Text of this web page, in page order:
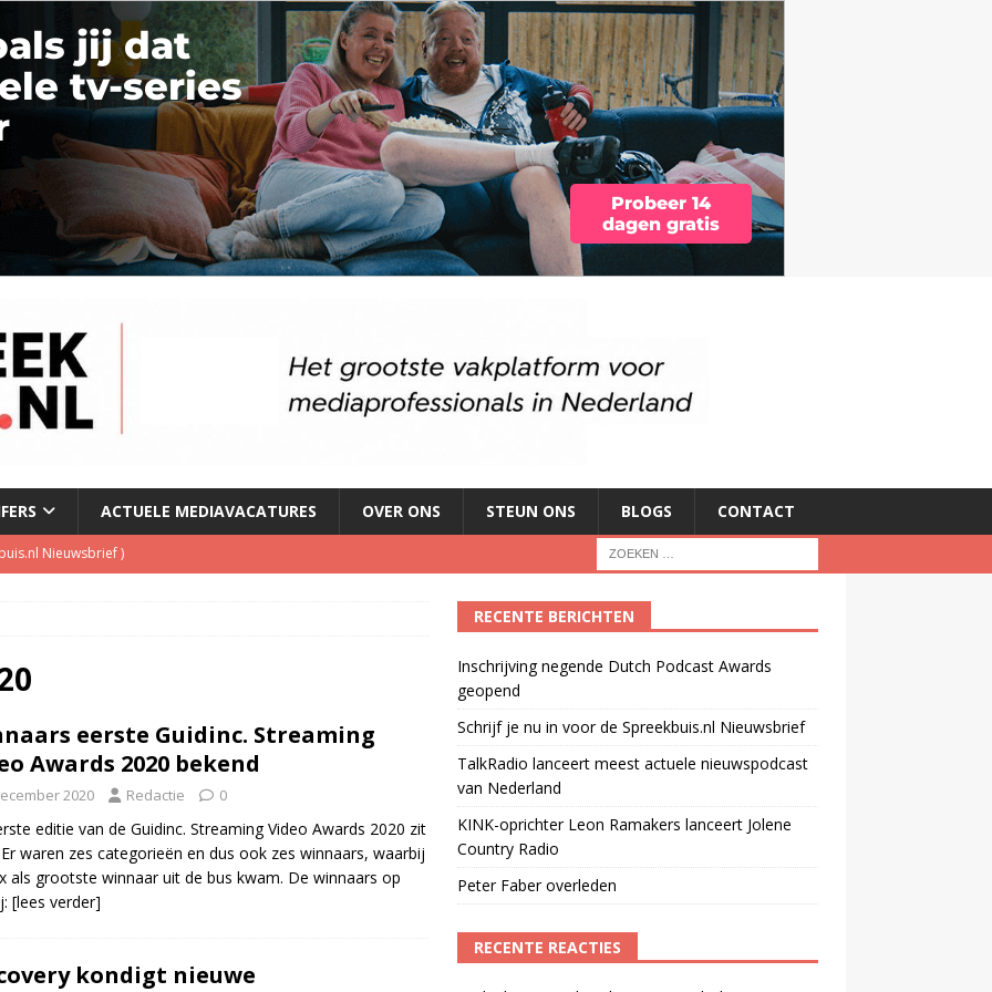
ACTUELE MEDIAVACATURES OVER ONS STEUN ONS BLOGS CONTACT
Nieuwsbrief)
lanceert Jolene Country Radio
eerste Guidinc. Streaming
Awards 2020 bekend
2020 Redactie 0
editie van de Guidinc. Streaming Video Awards 2020 zit
waren zes categorieën en dus ook zes winnaars, waarbij
als grootste winnaar uit de bus kwam. De winnaars op
[lees verder]
kondigt nieuwe
RECENTE BERICHTEN
Inschrijving negende Dutch Podcast Awards
geopend
Schrijf je nu in voor de Spreekbuis.nl Nieuwsbrief
TalkRadio lanceert meest actuele nieuwspodcast
van Nederland
KINK-oprichter Leon Ramakers lanceert Jolene
Country Radio
Peter Faber overleden
RECENTE REACTIES